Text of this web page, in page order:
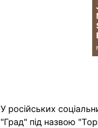
У російських
"Град" під назвою